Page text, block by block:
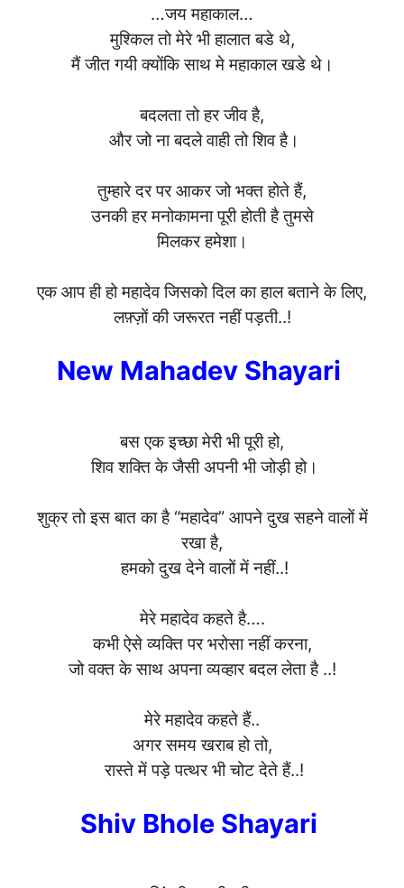
…जय महाकाल…
मुश्किल तो मेरे भी हालात बडे थे,
मैं जीत गयी क्योंकि साथ मे महाकाल खडे थे।
बदलता तो हर जीव है,
और जो ना बदले वाही तो शिव है।
तुम्हारे दर पर आकर जो भक्त होते हैं,
उनकी हर मनोकामना पूरी होती है तुमसे
मिलकर हमेशा।
एक आप ही हो महादेव जिसको दिल का हाल बताने के लिए,
लफ़्ज़ों की जरूरत नहीं पड़ती..!
New Mahadev Shayari
बस एक इच्छा मेरी भी पूरी हो,
शिव शक्ति के जैसी अपनी भी जोड़ी हो।
शुक्र तो इस बात का है “महादेव” आपने दुख सहने वालों में
रखा है,
हमको दुख देने वालों में नहीं..!
मेरे महादेव कहते है….
कभी ऐसे व्यक्ति पर भरोसा नहीं करना,
जो वक्त के साथ अपना व्यव्हार बदल लेता है ..!
मेरे महादेव कहते हैं..
अगर समय खराब हो तो,
रास्ते में पड़े पत्थर भी चोट देते हैं..!
Shiv Bhole Shayari